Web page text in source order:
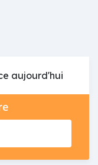
aujourd'hui